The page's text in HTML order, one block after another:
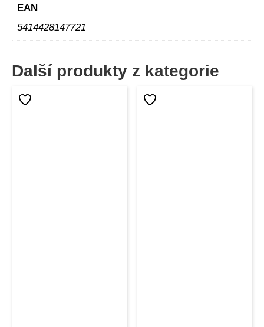
EAN
5414428147721
Další produkty z kategorie